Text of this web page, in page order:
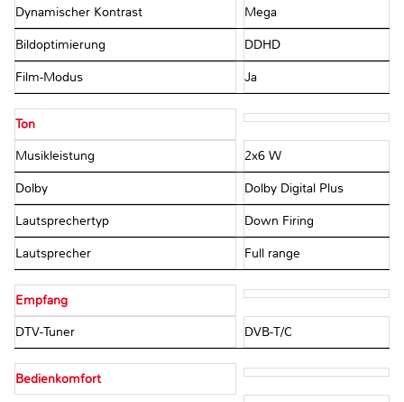
Dynamischer Kontrast Mega
Bildoptimierung DDHD
Film-Modus Ja
Ton
Musikleistung 2x6 W
Dolby Dolby Digital Plus
Lautsprechertyp Down Firing
Lautsprecher Full range
Empfang
DTV-Tuner DVB-T/C
Bedienkomfort